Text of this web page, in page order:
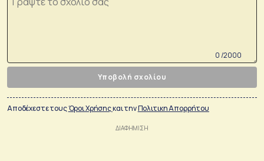
0 /2000
Υποβολή σχολίου
Αποδέχεστε τουςΌροι Χρήσηςκαι τηνΠολιτικη Απορρήτου